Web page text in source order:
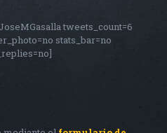
tweets_count=6
stats_bar=no